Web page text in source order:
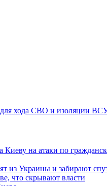
для хода СВО и изоляции
Киеву на атаки по
из Украины и забирают
что скрывают власти